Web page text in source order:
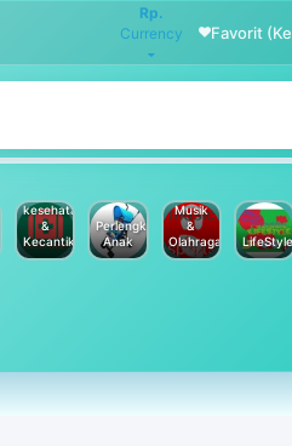
Rp.
Currency
Favorit
kesehatan
&
Kecantikan
Perlengkapan
Anak
Musik
&
Olahraga
LifeStyle